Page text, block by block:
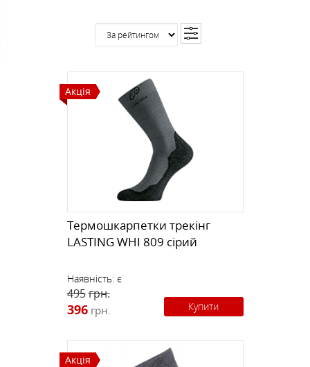
Акція
Термошкарпетки трекінг
LASTING WHI 809 сірий
Наявність: є
495грн.
396 грн. Купити
Акція